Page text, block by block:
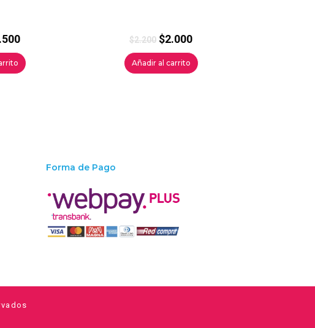
$2.200 $2.000
Añadir al carrito
Forma de Pago